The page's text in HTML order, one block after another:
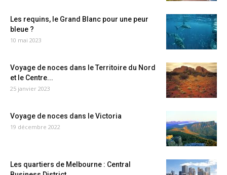
Les requins, le Grand Blanc pour une peur
bleue ?
10 mai 2023
Voyage de noces dans le Territoire du Nord
et le Centre...
25 janvier 2023
Voyage de noces dans le Victoria
19 décembre 2022
Les quartiers de Melbourne : Central